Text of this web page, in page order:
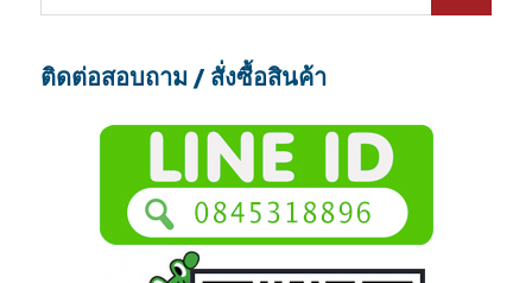
ติดต่อสอบถาม / สั่งซื้อสินค้า